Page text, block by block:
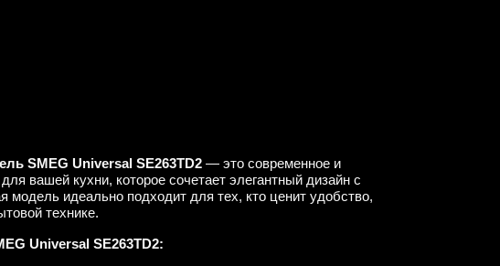
SMEG Universal SE263TD2 — это современное и
вашей кухни, которое сочетает элегантный дизайн с
идеально подходит для тех, кто ценит удобство,
технике.
Universal SE263TD2: